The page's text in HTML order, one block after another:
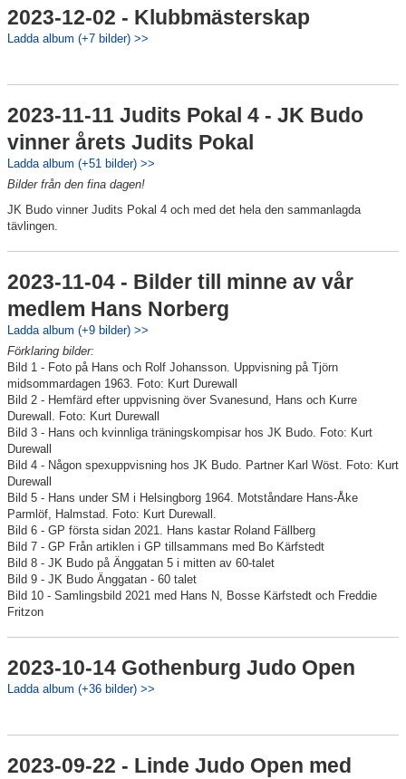
2023-12-02 - Klubbmästerskap
Ladda album (+7 bilder) >>
2023-11-11 Judits Pokal 4 - JK Budo
vinner årets Judits Pokal
Ladda album (+51 bilder) >>
Bilder från den fina dagen!
JK Budo vinner Judits Pokal 4 och med det hela den sammanlagda
tävlingen.
2023-11-04 - Bilder till minne av vår
medlem Hans Norberg
Ladda album (+9 bilder) >>
Förklaring bilder:
Bild 1 - Foto på Hans och Rolf Johansson. Uppvisning på Tjörn
midsommardagen 1963. Foto: Kurt Durewall
Bild 2 - Hemfärd efter uppvisning över Svanesund, Hans och Kurre
Durewall. Foto: Kurt Durewall
Bild 3 - Hans och kvinnliga träningskompisar hos JK Budo. Foto: Kurt
Durewall
Bild 4 - Någon spexuppvisning hos JK Budo. Partner Karl Wöst. Foto: Kurt
Durewall
Bild 5 - Hans under SM i Helsingborg 1964. Motståndare Hans-Åke
Parmlöf, Halmstad. Foto: Kurt Durewall.
Bild 6 - GP första sidan 2021. Hans kastar Roland Fällberg
Bild 7 - GP Från artiklen i GP tillsammans med Bo Kärfstedt
Bild 8 - JK Budo på Änggatan 5 i mitten av 60-talet
Bild 9 - JK Budo Änggatan - 60 talet
Bild 10 - Samlingsbild 2021 med Hans N, Bosse Kärfstedt och Freddie
Fritzon
2023-10-14 Gothenburg Judo Open
Ladda album (+36 bilder) >>
2023-09-22 - Linde Judo Open med